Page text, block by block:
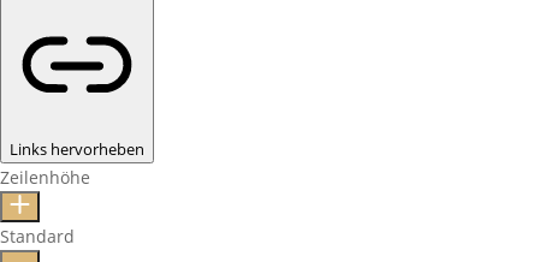
Links hervorheben
Zeilenhöhe
Standard